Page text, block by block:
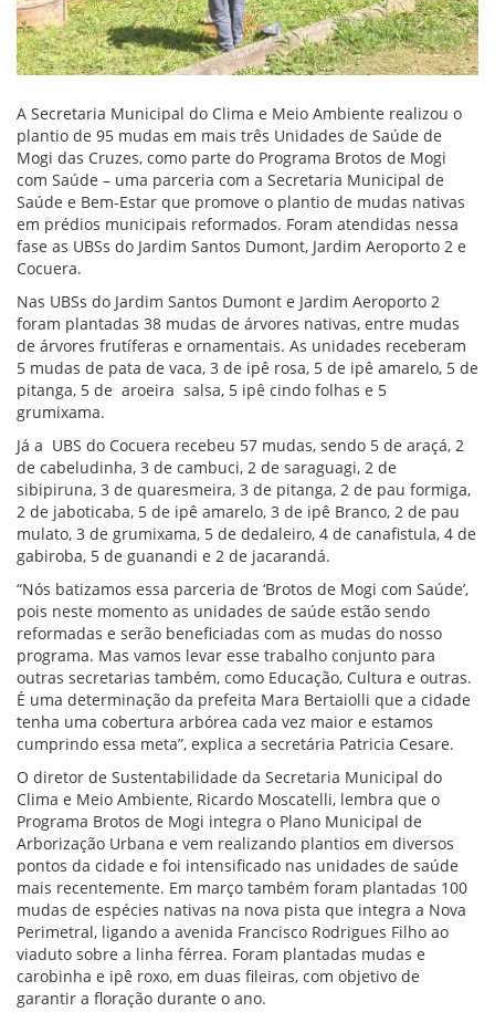
A Secretaria Municipal do Clima e Meio Ambiente realizou o
plantio de 95 mudas em mais três Unidades de Saúde de
Mogi das Cruzes, como parte do Programa Brotos de Mogi
com Saúde – uma parceria com a Secretaria Municipal de
Saúde e Bem-Estar que promove o plantio de mudas nativas
em prédios municipais reformados. Foram atendidas nessa
fase as UBSs do Jardim Santos Dumont, Jardim Aeroporto 2 e
Cocuera.
Nas UBSs do Jardim Santos Dumont e Jardim Aeroporto 2
foram plantadas 38 mudas de árvores nativas, entre mudas
de árvores frutíferas e ornamentais. As unidades receberam
5 mudas de pata de vaca, 3 de ipê rosa, 5 de ipê amarelo, 5 de
pitanga, 5 de aroeira salsa, 5 ipê cindo folhas e 5
grumixama.
Já a UBS do Cocuera recebeu 57 mudas, sendo 5 de araçá, 2
de cabeludinha, 3 de cambuci, 2 de saraguagi, 2 de
sibipiruna, 3 de quaresmeira, 3 de pitanga, 2 de pau formiga,
2 de jaboticaba, 5 de ipê amarelo, 3 de ipê Branco, 2 de pau
mulato, 3 de grumixama, 5 de dedaleiro, 4 de canafistula, 4 de
gabiroba, 5 de guanandi e 2 de jacarandá.
“Nós batizamos essa parceria de ‘Brotos de Mogi com Saúde’,
pois neste momento as unidades de saúde estão sendo
reformadas e serão beneficiadas com as mudas do nosso
programa. Mas vamos levar esse trabalho conjunto para
outras secretarias também, como Educação, Cultura e outras.
É uma determinação da prefeita Mara Bertaiolli que a cidade
tenha uma cobertura arbórea cada vez maior e estamos
cumprindo essa meta”, explica a secretária Patricia Cesare.
O diretor de Sustentabilidade da Secretaria Municipal do
Clima e Meio Ambiente, Ricardo Moscatelli, lembra que o
Programa Brotos de Mogi integra o Plano Municipal de
Arborização Urbana e vem realizando plantios em diversos
pontos da cidade e foi intensificado nas unidades de saúde
mais recentemente. Em março também foram plantadas 100
mudas de espécies nativas na nova pista que integra a Nova
Perimetral, ligando a avenida Francisco Rodrigues Filho ao
viaduto sobre a linha férrea. Foram plantadas mudas e
carobinha e ipê roxo, em duas fileiras, com objetivo de
garantir a floração durante o ano.